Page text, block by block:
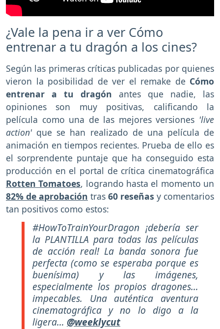
¿Vale la pena ir a ver Cómo
entrenar a tu dragón a los cines?
Según las primeras críticas publicadas por quienes
vieron la posibilidad de ver el remake de Cómo
entrenar a tu dragón
antes que nadie, las
opiniones son muy positivas, calificando la
película como una de las mejores versiones 'live
action' que se han realizado de una película de
animación en tiempos recientes. Prueba de ello es
el sorprendente puntaje que ha conseguido esta
producción en el portal de crítica cinematográfica
Rotten Tomatoes, logrando hasta el momento un
82% de aprobación tras 60 reseñas y comentarios
tan positivos como estos:
#HowToTrainYourDragon ¡debería ser
la PLANTILLA para todas las películas
de acción real! La banda sonora fue
perfecta (como se esperaba porque es
buenísima) y las imágenes,
especialmente los propios dragones…
impecables. Una auténtica aventura
cinematográfica y no lo digo a la
ligera… @weeklycut